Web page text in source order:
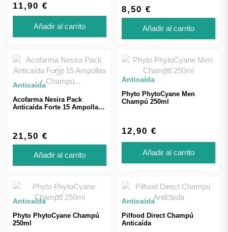
11,90 €
Añadir al carrito
8,50 €
Añadir al carrito
Anticaída
Acofarma Nesira Pack
Anticaída Forte 15 Ampollas
21,50 €
Añadir al carrito
Anticaída
Phyto PhytoCyane Men
Champú 250ml
12,90 €
Añadir al carrito
Anticaída
Phyto PhytoCyane Champú
250ml
Anticaída
Pilfood Direct Champú
Anticaída